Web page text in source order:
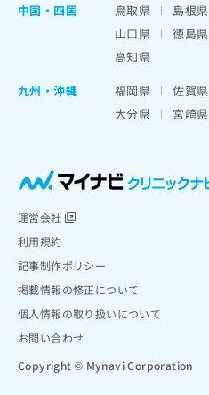
中国・四国
鳥取県 島根県
山口県
徳島県
高知県
九州・沖縄
福岡県 佐賀県
大分県
宮崎県
運営会社
利用規約
記事制作ポリシー
掲載情報の修正について
個人情報の取り扱いについて
お問い合わせ
Copyright © Mynavi Corporation